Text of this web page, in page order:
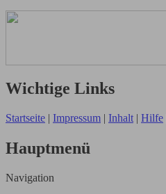
Wichtige Links
Startseite | Impressum | Inhalt | Hilfe
Hauptmenü
Navigation